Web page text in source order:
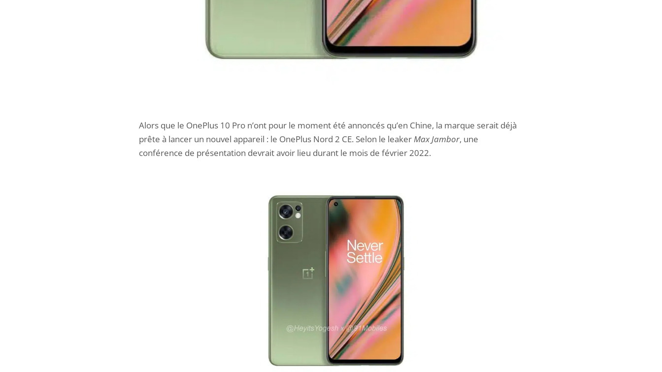
Alors que le OnePlus 10 Pro n’ont pour le moment été annoncés qu’en Chine, la marque serait déjà
prête à lancer un nouvel appareil : le OnePlus Nord 2 CE. Selon le leakerMax Jambor, une
conférence de présentation devrait avoir lieu durant le mois de février 2022.